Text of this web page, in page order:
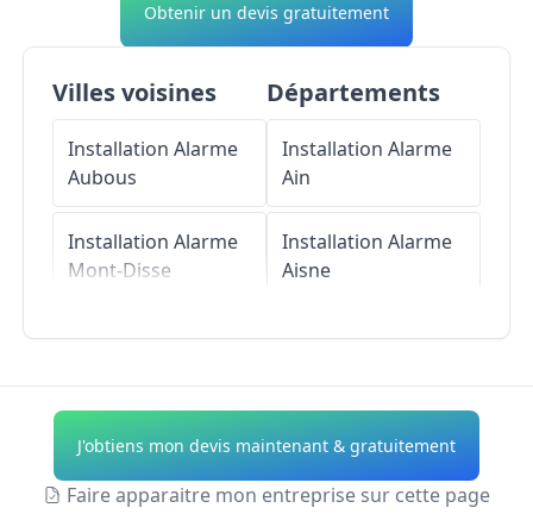
Obtenir un devis gratuitement
Villes voisines
Installation Alarme
Aubous
Installation Alarme
Mont-Disse
Installation Alarme
Laguian
Installation Alarme
Diusse
Départements
Installation Alarme
Ain
Installation Alarme
Aisne
Installation Alarme
Alpes-de-Haute-
Provence
J'obtiens mon devis maintenant & gratuitement
Faire apparaitre mon entreprise sur cette page